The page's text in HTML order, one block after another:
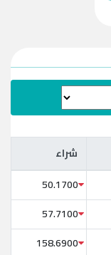
شراء
شراء
50.1700
57.7100
158.6900